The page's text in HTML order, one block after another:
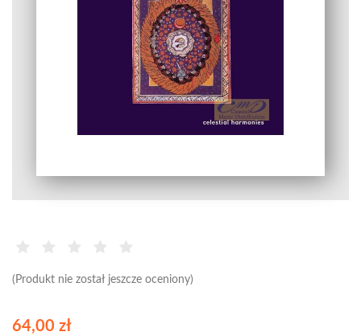
(Produkt nie został jeszcze oceniony)
64,00 zł